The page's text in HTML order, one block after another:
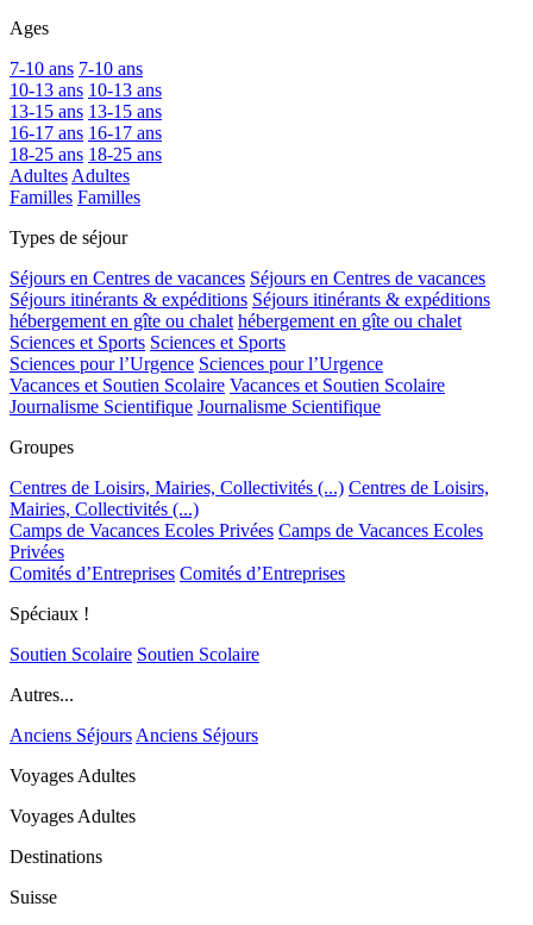
Ages
7-10 ans 7-10 ans
10-13 ans 10-13 ans
13-15 ans 13-15 ans
16-17 ans 16-17 ans
18-25 ans 18-25 ans
Adultes Adultes
Familles Familles
Types de séjour
Séjours en Centres de vacances Séjours en Centres de vacances
Séjours itinérants & expéditions Séjours itinérants & expéditions
hébergement en gîte ou chalet hébergement en gîte ou chalet
Sciences et Sports Sciences et Sports
Sciences pour l’Urgence Sciences pour l’Urgence
Vacances et Soutien Scolaire Vacances et Soutien Scolaire
Journalisme Scientifique Journalisme Scientifique
Groupes
Centres de Loisirs, Mairies, Collectivités (...) Centres de Loisirs,
Mairies, Collectivités (...)
Camps de Vacances Ecoles Privées Camps de Vacances Ecoles
Privées
Comités d’Entreprises Comités d’Entreprises
Spéciaux !
Soutien Scolaire Soutien Scolaire
Autres...
Anciens Séjours Anciens Séjours
Voyages Adultes
Voyages Adultes
Destinations
Suisse